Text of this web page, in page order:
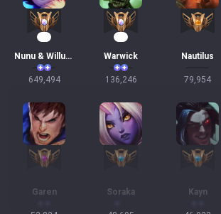
Nunu & Willump
649,494
Warwick
136,246
Nautilus
79,954
Garen Soraka Kayn